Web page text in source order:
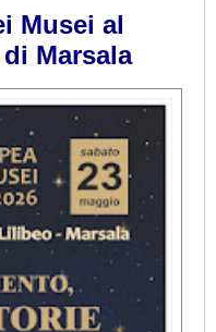
Musei al
Marsala